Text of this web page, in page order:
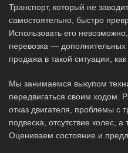
Транспорт, который не
самостоятельно, быстро
Использовать его
перевозка — дополнительных
продажа в такой ситуации,
Мы занимаемся выкупом
передвигаться своим ходом.
отказ двигателя, проблемы с
подвеска, отсутствие колес,
Оцениваем состояние и